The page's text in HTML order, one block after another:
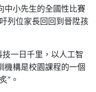
中小先生的全國性比賽
列位家長回回到晉陞孩
一日千里，以人工智
機構是校園課程的一個
”。